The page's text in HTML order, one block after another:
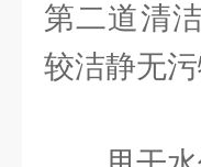
第二道清
较洁静无污